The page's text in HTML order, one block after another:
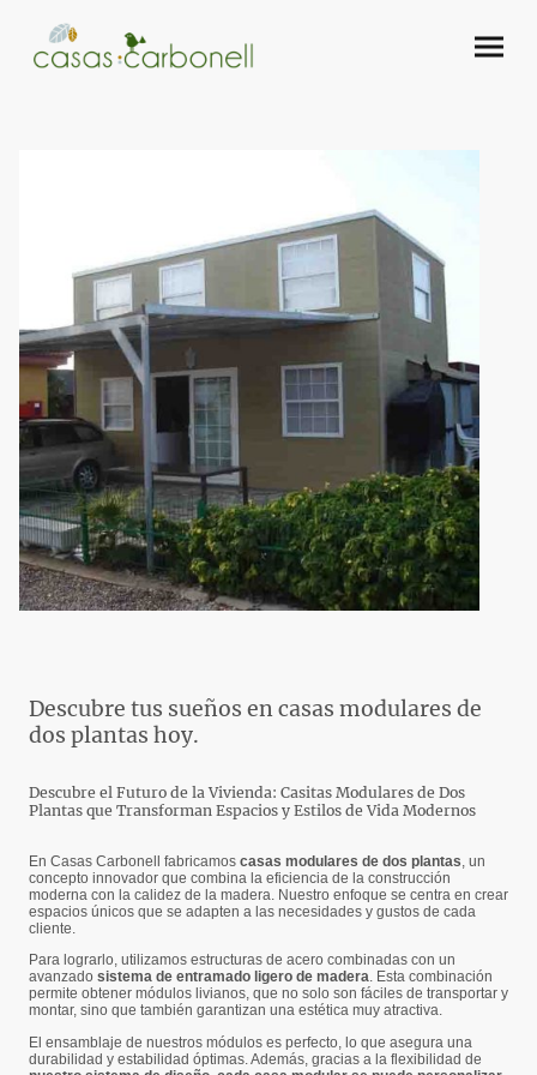
Descubre tus sueños en casas modulares de
dos plantas hoy.
Descubre el Futuro de la Vivienda: Casitas Modulares de Dos
Plantas que Transforman Espacios y Estilos de Vida Modernos
En Casas Carbonell fabricamos casas modulares de dos plantas, un
concepto innovador que combina la eficiencia de la construcción
moderna con la calidez de la madera. Nuestro enfoque se centra en crear
espacios únicos que se adapten a las necesidades y gustos de cada
cliente.
Para lograrlo, utilizamos estructuras de acero combinadas con un
avanzado sistema de entramado ligero de madera. Esta combinación
permite obtener módulos livianos, que no solo son fáciles de transportar y
montar, sino que también garantizan una estética muy atractiva.
El ensamblaje de nuestros módulos es perfecto, lo que asegura una
durabilidad y estabilidad óptimas. Además, gracias a la flexibilidad de